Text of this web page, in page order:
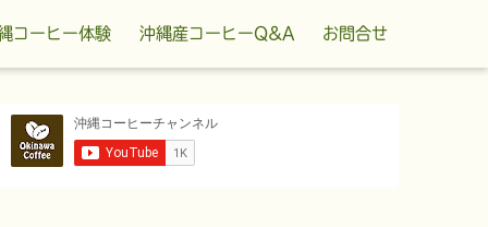
コーヒー体験 沖縄産コーヒーQ&A お問合せ